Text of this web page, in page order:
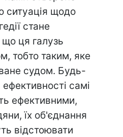
ситуація щодо
стане
ця галузь
тобто таким, яке
судом. Будь-
самі
ефективними,
їх об'єднання
відстоювати